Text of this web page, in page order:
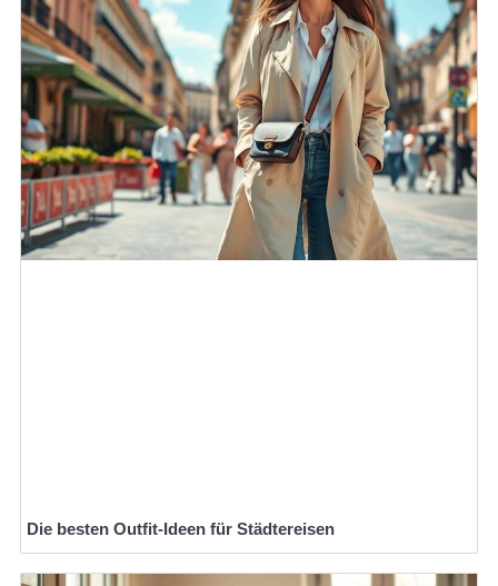
Die besten Outfit-Ideen für Städtereisen